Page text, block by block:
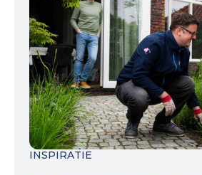
INSPIRATIE